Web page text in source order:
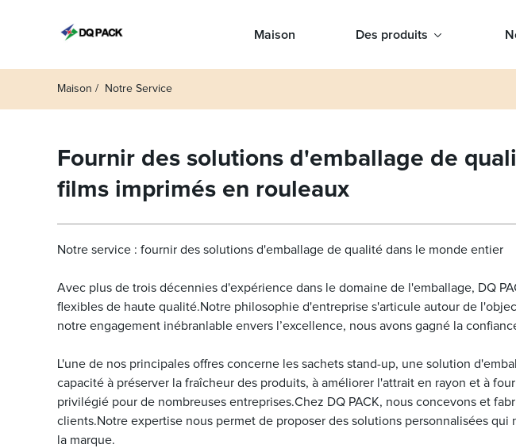
Maison Des produits
Maison Notre Service
Fournir des solutions d'emballage de
films imprimés en rouleaux
Notre service : fournir des solutions d'emballage de qualité dans le monde entier
Avec plus de trois décennies d'expérience dans le domaine de l'emballage, DQ
flexibles de haute qualité.Notre philosophie d'entreprise s'articule autour de
notre engagement inébranlable envers l’excellence, nous avons gagné la
L'une de nos principales offres concerne les sachets stand-up, une solution
capacité à préserver la fraîcheur des produits, à améliorer l'attrait en rayon et à
privilégié pour de nombreuses entreprises.Chez DQ PACK, nous concevons et
clients.Notre expertise nous permet de proposer des solutions personnalisées
la marque.